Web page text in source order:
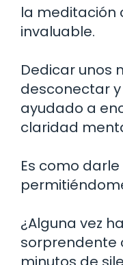
la meditación
invaluable.
Dedicar unos
desconectar
ayudado a
claridad
Es como
¿Alguna vez
sorprendente